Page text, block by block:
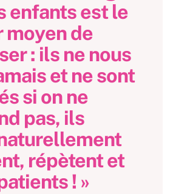
enfants est le
de
: ils ne nous
et ne sont
si on ne
pas, ils
répètent et
! »